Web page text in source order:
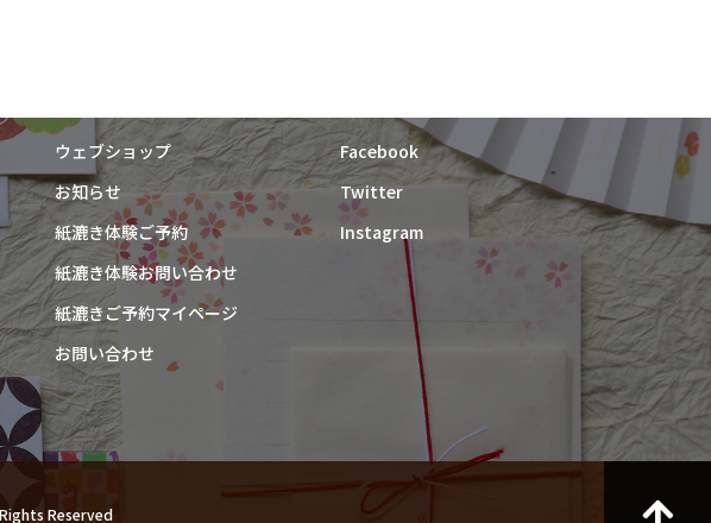
ウェブショップ
お知らせ
紙漉き体験ご予約
紙漉き体験お問い合わせ
紙漉きご予約マイページ
お問い合わせ
Facebook
Twitter
Instagram
Reserved